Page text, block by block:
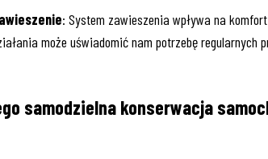
: System zawieszenia wpływa na
może uświadomić nam potrzebę regularnych
samodzielna konserwacja